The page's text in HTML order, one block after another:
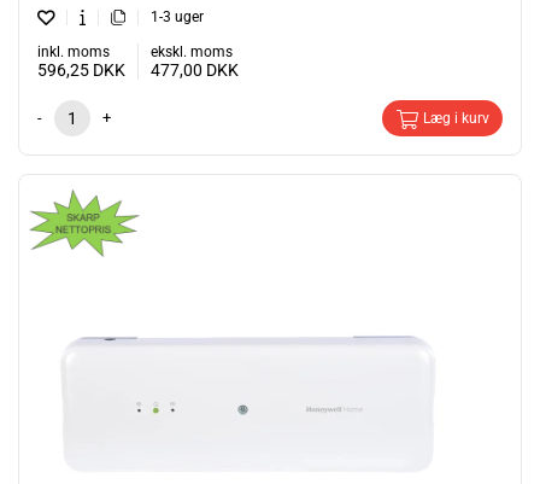
1-3 uger
inkl. moms
596,25 DKK
ekskl. moms
477,00 DKK
- + Læg i kurv